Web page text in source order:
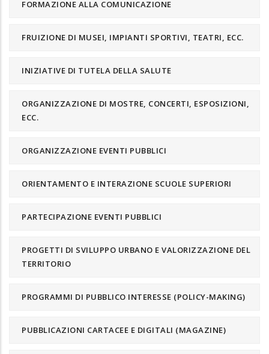
FORMAZIONE ALLA COMUNICAZIONE
FRUIZIONE DI MUSEI, IMPIANTI SPORTIVI, TEATRI, ECC.
INIZIATIVE DI TUTELA DELLA SALUTE
ORGANIZZAZIONE DI MOSTRE, CONCERTI, ESPOSIZIONI,
ECC.
ORGANIZZAZIONE EVENTI PUBBLICI
ORIENTAMENTO E INTERAZIONE SCUOLE SUPERIORI
PARTECIPAZIONE EVENTI PUBBLICI
PROGETTI DI SVILUPPO URBANO E VALORIZZAZIONE DEL
TERRITORIO
PROGRAMMI DI PUBBLICO INTERESSE (POLICY-MAKING)
PUBBLICAZIONI CARTACEE E DIGITALI (MAGAZINE)